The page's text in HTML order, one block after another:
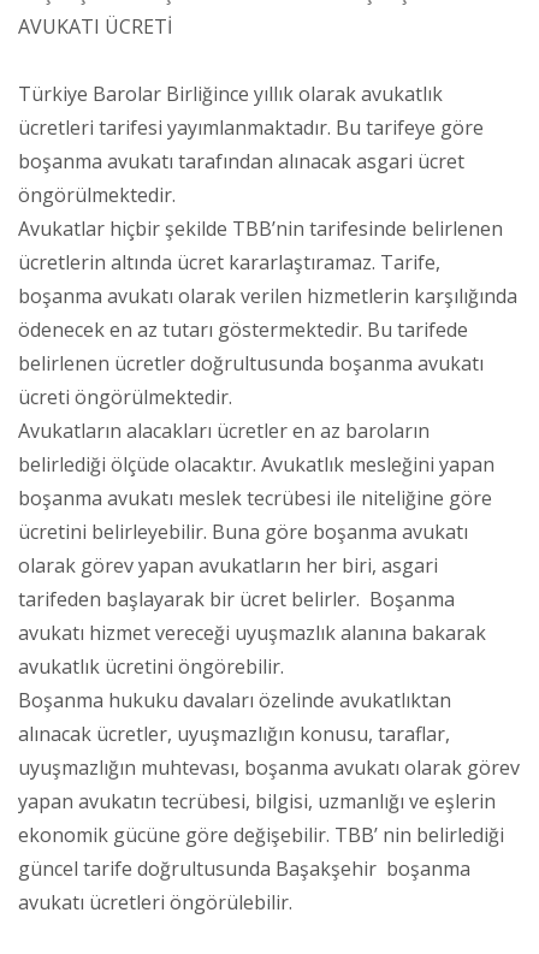
AVUKATI ÜCRETİ
Türkiye Barolar Birliğince yıllık olarak avukatlık
ücretleri tarifesi yayımlanmaktadır. Bu tarifeye göre
boşanma avukatı tarafından alınacak asgari ücret
öngörülmektedir.
Avukatlar hiçbir şekilde TBB’nin tarifesinde belirlenen
ücretlerin altında ücret kararlaştıramaz. Tarife,
boşanma avukatı olarak verilen hizmetlerin karşılığında
ödenecek en az tutarı göstermektedir. Bu tarifede
belirlenen ücretler doğrultusunda boşanma avukatı
ücreti öngörülmektedir.
Avukatların alacakları ücretler en az baroların
belirlediği ölçüde olacaktır. Avukatlık mesleğini yapan
boşanma avukatı meslek tecrübesi ile niteliğine göre
ücretini belirleyebilir. Buna göre boşanma avukatı
olarak görev yapan avukatların her biri, asgari
tarifeden başlayarak bir ücret belirler. Boşanma
avukatı hizmet vereceği uyuşmazlık alanına bakarak
avukatlık ücretini öngörebilir.
Boşanma hukuku davaları özelinde avukatlıktan
alınacak ücretler, uyuşmazlığın konusu, taraflar,
uyuşmazlığın muhtevası, boşanma avukatı olarak görev
yapan avukatın tecrübesi, bilgisi, uzmanlığı ve eşlerin
ekonomik gücüne göre değişebilir. TBB’ nin belirlediği
güncel tarife doğrultusunda Başakşehir boşanma
avukatı ücretleri öngörülebilir.